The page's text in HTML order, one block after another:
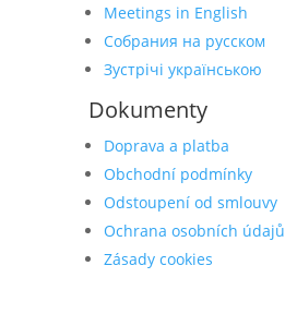
Meetings in English
Собрания на русском
Зустрічі українською
Dokumenty
Doprava a platba
Obchodní podmínky
Odstoupení od smlouvy
Ochrana osobních údajů
Zásady cookies